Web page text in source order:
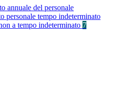
annuale del personale
personale tempo indeterminato
a tempo indeterminato 7